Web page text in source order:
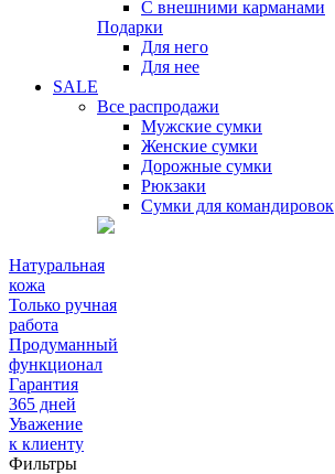
С внешними карманами
Подарки
Для него
Для нее
SALE
Все распродажи
Мужские сумки
Женские сумки
Дорожные сумки
Рюкзаки
Сумки для командировок
Натуральная
кожа
Только ручная
работа
Продуманный
функционал
Гарантия
365 дней
Уважение
к клиенту
Фильтры